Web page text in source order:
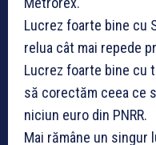
Lucrez foarte bine cu
relua cât mai repede
Lucrez foarte bine cu
să corectăm ceea ce
niciun euro din PNRR.
Mai rămâne un singur